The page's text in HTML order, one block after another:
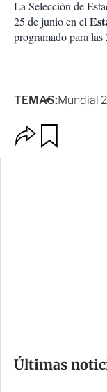
La Selección de
25 de junio en el
programado para
TEMAS:Mundial
m
Últimas